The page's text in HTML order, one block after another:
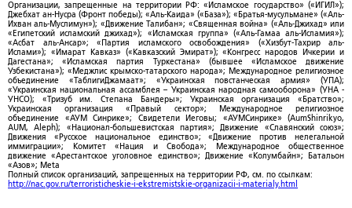
Организации, запрещенные на территории РФ: «Исламское государство» («ИГИЛ»);
Джебхат ан-Нусра (Фронт победы); «Аль-Каида» («База»); «Братья-мусульмане» («Аль-
Ихван аль-Муслимун»); «Движение Талибан»; «Священная война» («Аль-Джихад» или
«Египетский исламский джихад»); «Исламская группа» («Аль-Гамаа аль-Исламия»);
«Асбат аль-Ансар»; «Партия исламского освобождения» («Хизбут-Тахрир аль-
Ислами»); «Имарат Кавказ» («Кавказский Эмират»); «Конгресс народов Ичкерии и
Дагестана»; «Исламская партия Туркестана» (бывшее «Исламское движение
Узбекистана»); «Меджлис крымско-татарского народа»; Международное религиозное
объединение «ТаблигиДжамаат»; «Украинская повстанческая армия» (УПА);
«Украинская национальная ассамблея – Украинская народная самооборона» (УНА -
УНСО); «Тризуб им. Степана Бандеры»; Украинская организация «Братство»;
Украинская организация «Правый сектор»; Международное религиозное
объединение «АУМ Синрике»; Свидетели Иеговы; «АУМСинрике» (AumShinrikyo,
AUM, Aleph); «Национал-большевистская партия»; Движение «Славянский союз»;
Движения «Русское национальное единство»; «Движение против нелегальной
иммиграции»; Комитет «Нация и Свобода»; Международное общественное
движение «Арестантское уголовное единство»; Движение «Колумбайн»; Батальон
«Азов»; Meta
Полный список организаций, запрещенных на территории РФ, см. по ссылкам:
http://nac.gov.ru/terroristicheskie-i-ekstremistskie-organizacii-i-materialy.html